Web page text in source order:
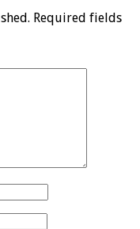
Required fields